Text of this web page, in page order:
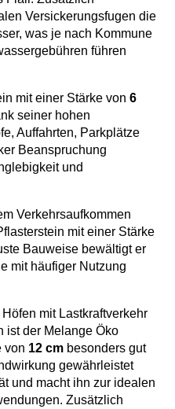
Versickerungsfugen die
was je nach Kommune
führen
mit einer Stärke von 6
seiner hohen
Auffahrten, Parkplätze
Beanspruchung
und
Verkehrsaufkommen
mit einer Stärke
Bauweise bewältigt er
mit häufiger Nutzung
mit Lastkraftverkehr
ist der Melange Öko
von 12 cm besonders gut
gewährleistet
und macht ihn zur idealen
Zusätzlich